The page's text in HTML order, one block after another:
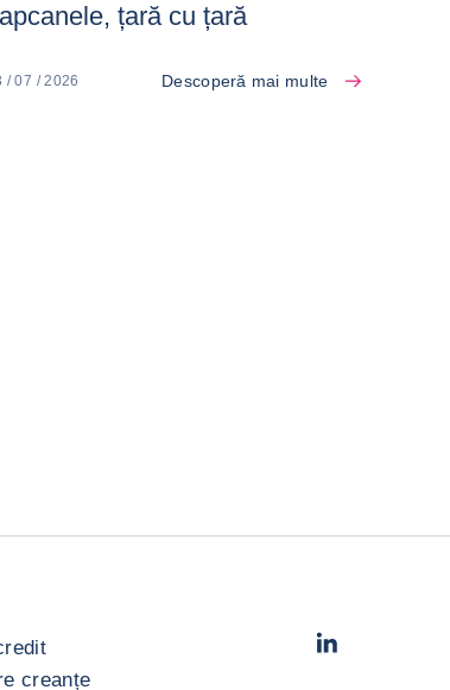
țară cu țară
/ 07 / 2026 Descoperă mai multe
creanțe
LinkedIn